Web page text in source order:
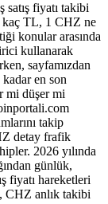
satış fiyatı takibi
TL, 1 CHZ ne
konular arasında
kullanarak
sayfamızdan
en son
mi düşer mi
takip
detay frafik
2026 yılında
günlük,
fiyatı hareketleri
CHZ anlık takibi